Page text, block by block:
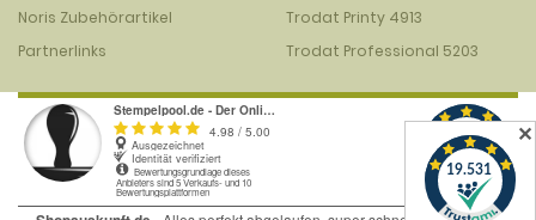
Noris Zubehörartikel
Partnerlinks
Trodat Printy 4913
Trodat Professional 5203
✕